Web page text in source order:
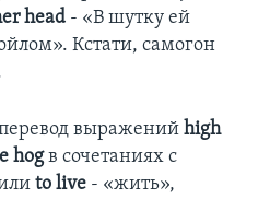
head - «В шутку ей
Кстати, самогон
выражений high
hogв сочетаниях с
to live - «жить»,